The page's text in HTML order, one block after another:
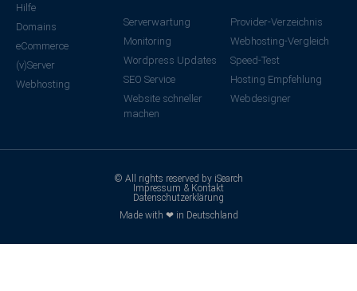
Hilfe
Domains
eCommerce
(v)Server
Webhosting
Serverwartung
Monitoring
Wordpress Updates
SEO Service
Website schneller
machen
Provider-Verzeichnis
Webhosting-Vergleich
Speed-Test
Hosting Empfehlung
Webdesigner
© All rights reserved by iSearch
Impressum & Kontakt
Datenschutzerklärung
Made with ❤ in Deutschland